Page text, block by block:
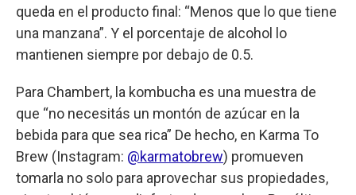
queda en el producto final: “Menos que lo que tiene
una manzana”. Y el porcentaje de alcohol lo
mantienen siempre por debajo de 0.5.
Para Chambert, la kombucha es una muestra de
que “no necesitás un montón de azúcar en la
bebida para que sea rica” De hecho, en Karma To
Brew (Instagram: @karmatobrew) promueven
tomarla no solo para aprovechar sus propiedades,